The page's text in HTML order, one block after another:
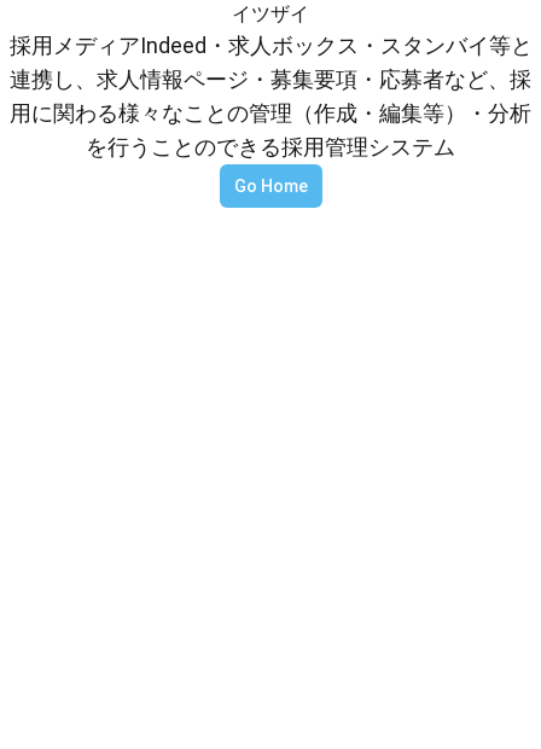
イツザイ
採用メディアIndeed・求人ボックス・スタンバイ等と
連携し、求人情報ページ・募集要項・応募者など、採
用に関わる様々なことの管理（作成・編集等）・分析
を行うことのできる採用管理システム
Go Home